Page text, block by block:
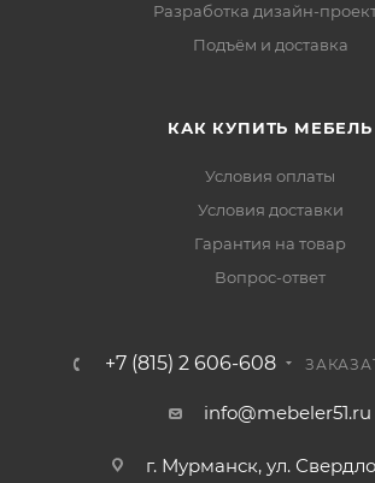
Разработка дизайн-
Подъём и доставка
КАК КУПИТЬ МЕБЕЛЬ
Условия оплаты
Условия доставки
Гарантия на товар
Вопрос-ответ
+7 (815) 2 606-608
info@mebeler51.ru
г. Мурманск, ул.